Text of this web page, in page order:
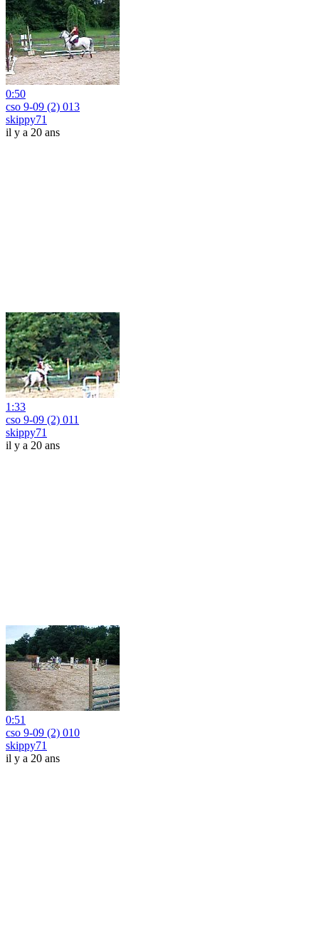
0:50
cso 9-09 (2) 013
skippy71
il y a 20 ans
1:33
cso 9-09 (2) 011
skippy71
il y a 20 ans
0:51
cso 9-09 (2) 010
skippy71
il y a 20 ans